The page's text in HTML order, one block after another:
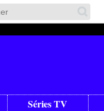
Séries TV